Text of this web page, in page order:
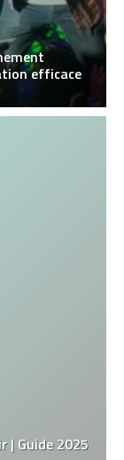
efficace
| Guide 2025